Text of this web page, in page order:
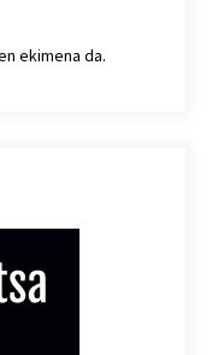
ekimena da.